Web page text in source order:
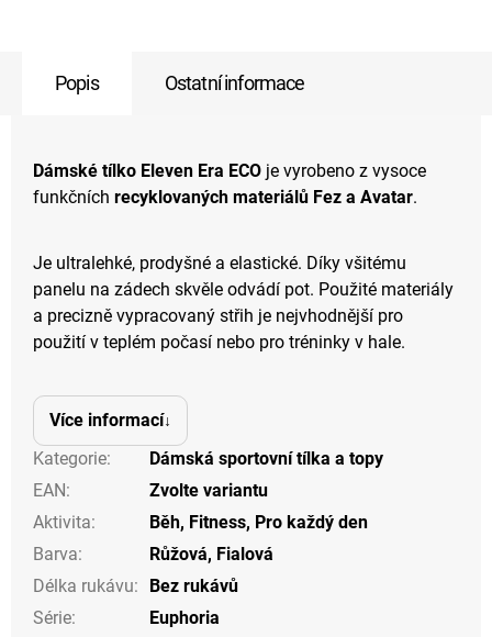
Popis Ostatní informace
Dámské tílko Eleven Era ECO je vyrobeno z vysoce
funkčních recyklovaných materiálů Fez a Avatar.
Je ultralehké, prodyšné a elastické. Díky všitému
panelu na zádech skvěle odvádí pot. Použité materiály
a precizně vypracovaný střih je nejvhodnější pro
použití v teplém počasí nebo pro tréninky v hale.
Více informací
Kategorie:
Dámská sportovní tílka a topy
EAN:
Zvolte variantu
Aktivita: Běh, Fitness, Pro každý den
Barva: Růžová, Fialová
Délka rukávu:
Bez rukávů
Série:
Euphoria